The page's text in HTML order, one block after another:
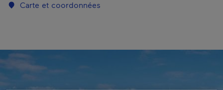
Carte et coordonnées